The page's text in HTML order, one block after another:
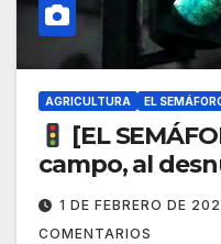
AGRICULTURA EL
[EL
campo, al
1 DE FEBRERO DE
COMENTARIOS